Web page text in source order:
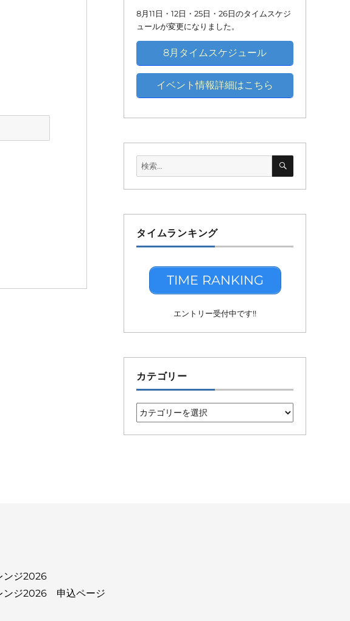
ン
ト)
ン
ト)
ン
ン
ン
8月11日・12日・25日・26日のタイムスケジ
ュールが変更になりました。
8月タイムスケジュール
イベント情報詳細はこちら
検
索:
検
タイムランキング
TIME RANKING
エントリー受付中です!!
カテゴリー
カ
テ
ンジ2026
ンジ2026 申込ページ